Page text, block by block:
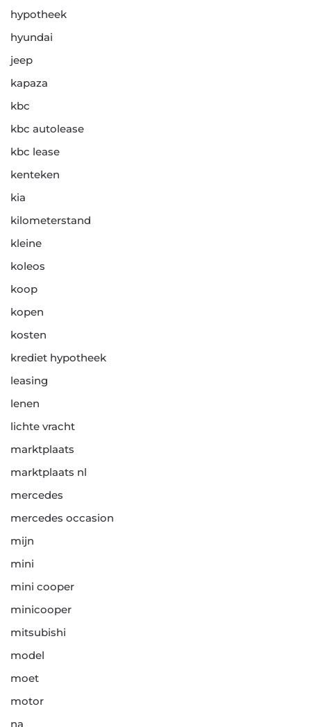
hypotheek
hyundai
jeep
kapaza
kbc
kbc autolease
kbc lease
kenteken
kia
kilometerstand
kleine
koleos
koop
kopen
kosten
krediet hypotheek
leasing
lenen
lichte vracht
marktplaats
marktplaats nl
mercedes
mercedes occasion
mijn
mini
mini cooper
minicooper
mitsubishi
model
moet
motor
na